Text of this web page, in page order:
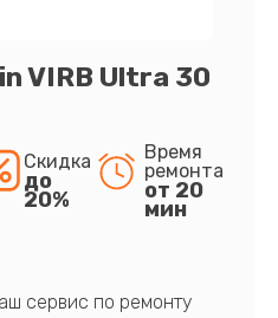
VIRB Ultra 30
Скидка
до
20%
Время
ремонта
от 20
мин
сервис по ремонту